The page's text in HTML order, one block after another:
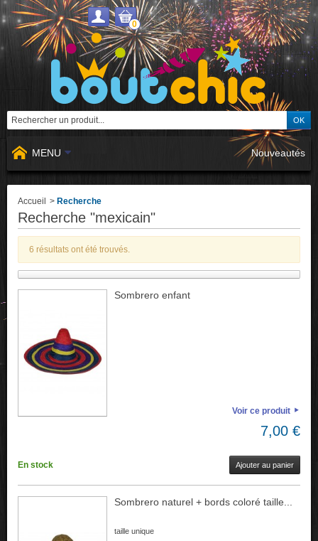
0
MENU Nouveautés
Accueil > Recherche
Recherche "mexicain"
6 résultats ont été trouvés.
Sombrero enfant
Voir ce produit
7,00 €
En stock Ajouter au panier
Sombrero naturel + bords coloré taille...
taille unique